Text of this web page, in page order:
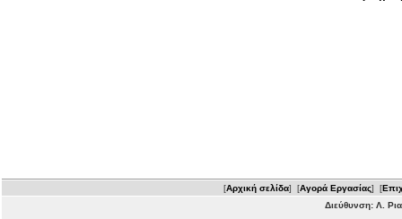
[Αρχική σελίδα] [Αγορά Εργασίας] [
Διεύθυνση: Λ.